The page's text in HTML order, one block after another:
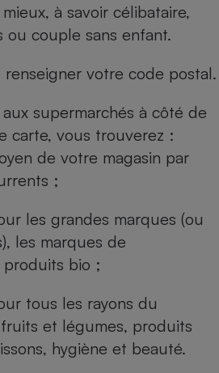
à savoir célibataire,
ou couple sans enfant.
votre code postal.
supermarchés à côté de
carte, vous trouverez :
de votre magasin par
;
les grandes marques (ou
les marques de
bio ;
tous les rayons du
et légumes, produits
hygiène et beauté.